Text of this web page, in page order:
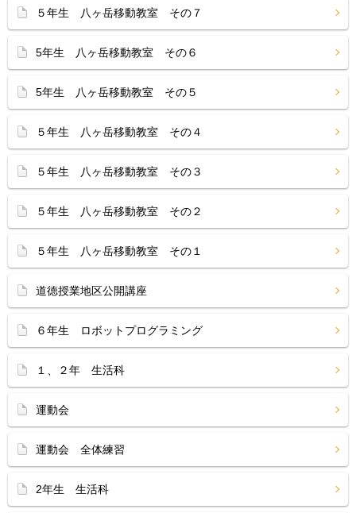
５年生 八ヶ岳移動教室 その７
5年生 八ヶ岳移動教室 その６
5年生 八ヶ岳移動教室 その５
５年生 八ヶ岳移動教室 その４
５年生 八ヶ岳移動教室 その３
５年生 八ヶ岳移動教室 その２
５年生 八ヶ岳移動教室 その１
道徳授業地区公開講座
６年生 ロボットプログラミング
１、２年 生活科
運動会
運動会 全体練習
2年生 生活科